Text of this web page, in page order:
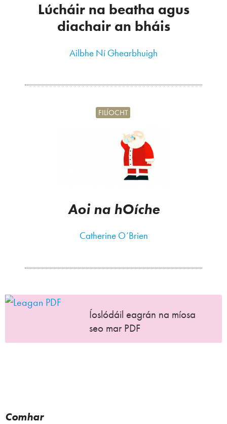
Lúcháir na beatha agus
diachair an bháis
Ailbhe Ní Ghearbhuigh
Aoi na hOíche
FILÍOCHT
Catherine O’Brien
Íoslódáil eagrán na míosa
seo mar PDF
Comhar